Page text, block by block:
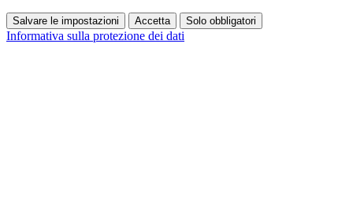
Salvare le impostazioni Accetta Solo obbligatori
Informativa sulla protezione dei dati